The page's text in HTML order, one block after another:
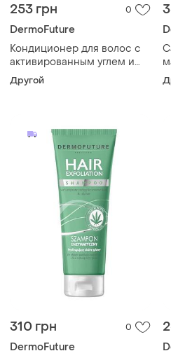
253 грн 0
DermoFuture
Кондиционер для волос с
активированным углем и
белым чаем dermofuture,
250 мл (liv322109)
Другой
310 грн 0
DermoFuture